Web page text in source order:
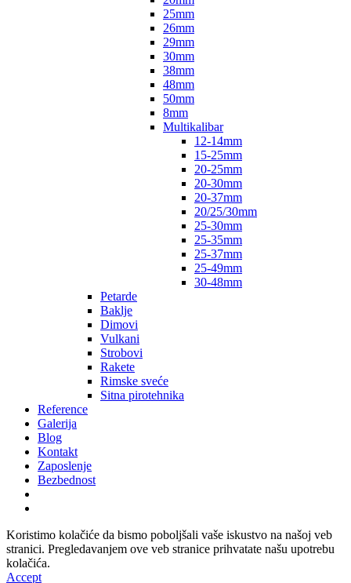
25mm
26mm
29mm
30mm
38mm
48mm
50mm
8mm
Multikalibar
12-14mm
15-25mm
20-25mm
20-30mm
20-37mm
20/25/30mm
25-30mm
25-35mm
25-37mm
25-49mm
30-48mm
Petarde
Baklje
Dimovi
Vulkani
Strobovi
Rakete
Rimske sveće
Sitna pirotehnika
Reference
Galerija
Blog
Kontakt
Zaposlenje
Bezbednost
Koristimo kolačiće da bismo poboljšali vaše iskustvo na našoj veb
stranici. Pregledavanjem ove veb stranice prihvatate našu upotrebu
kolačića.
Accept